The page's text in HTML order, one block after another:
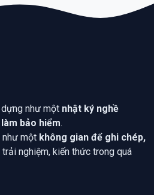
như một nhật ký nghề
bảo hiểm.
như một không gian để ghi chép,
trải nghiệm, kiến thức trong quá